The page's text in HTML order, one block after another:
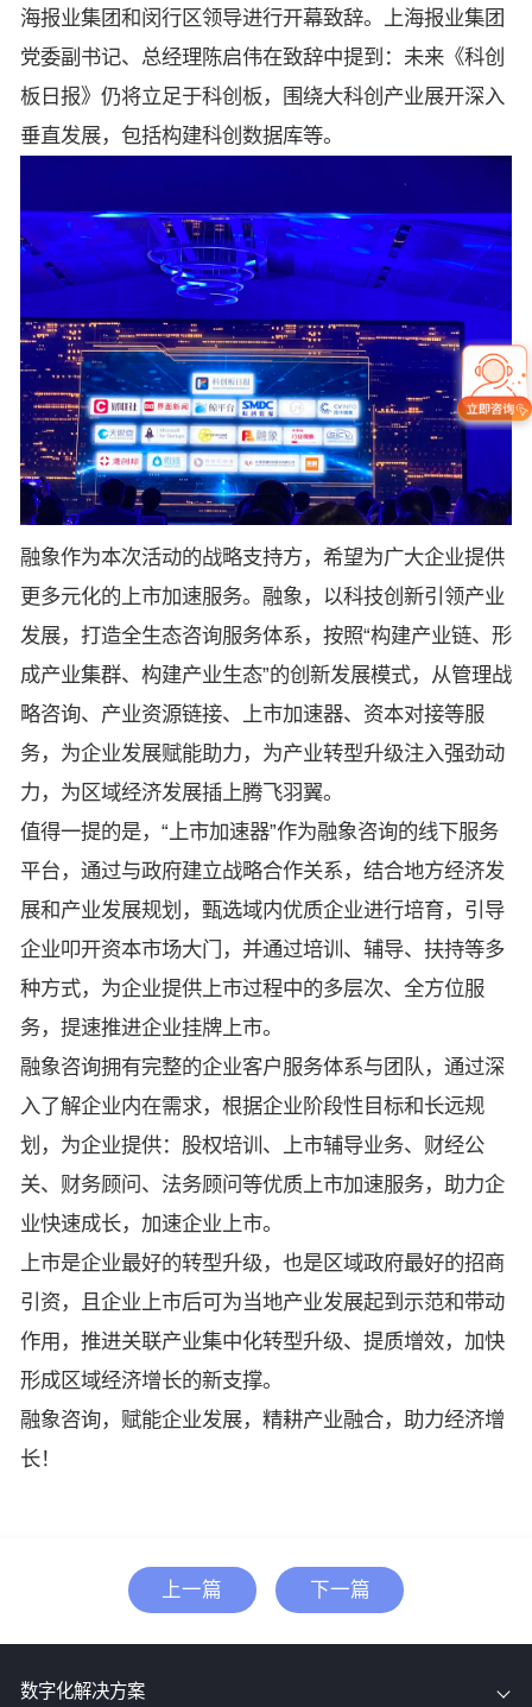
海报业集团和闵行区领导进行开幕致辞。上海报业集团
党委副书记、总经理陈启伟在致辞中提到：未来《科创
板日报》仍将立足于科创板，围绕大科创产业展开深入
垂直发展，包括构建科创数据库等。
融象作为本次活动的战略支持方，希望为广大企业提供
更多元化的上市加速服务。融象，以科技创新引领产业
发展，打造全生态咨询服务体系，按照“构建产业链、形
成产业集群、构建产业生态”的创新发展模式，从管理战
略咨询、产业资源链接、上市加速器、资本对接等服
务，为企业发展赋能助力，为产业转型升级注入强劲动
力，为区域经济发展插上腾飞羽翼。
值得一提的是，“上市加速器”作为融象咨询的线下服务
平台，通过与政府建立战略合作关系，结合地方经济发
展和产业发展规划，甄选域内优质企业进行培育，引导
企业叩开资本市场大门，并通过培训、辅导、扶持等多
种方式，为企业提供上市过程中的多层次、全方位服
务，提速推进企业挂牌上市。
融象咨询拥有完整的企业客户服务体系与团队，通过深
入了解企业内在需求，根据企业阶段性目标和长远规
划，为企业提供：股权培训、上市辅导业务、财经公
关、财务顾问、法务顾问等优质上市加速服务，助力企
业快速成长，加速企业上市。
上市是企业最好的转型升级，也是区域政府最好的招商
引资，且企业上市后可为当地产业发展起到示范和带动
作用，推进关联产业集中化转型升级、提质增效，加快
形成区域经济增长的新支撑。
融象咨询，赋能企业发展，精耕产业融合，助力经济增
长！
上一篇 下一篇
数字化解决方案